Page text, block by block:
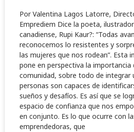
Por Valentina Lagos Latorre,
Emprediem Dice la poeta,
canadiense, Rupi Kaur?: “Todas
reconocemos lo resistentes y
las mujeres que nos rodean”. Esta
pone en perspectiva la importancia
comunidad, sobre todo de integrar
personas son capaces de
sueños y desafíos. Es así que se
espacio de confianza que nos
en conjunto. Es lo que ocurre con
emprendedoras, que